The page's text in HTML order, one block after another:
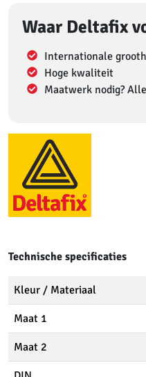
Waar Deltafix
Internationale
Hoge kwaliteit
Maatwerk nodig?
Technische specificaties
Kleur / Materiaal
Maat 1
Maat 2